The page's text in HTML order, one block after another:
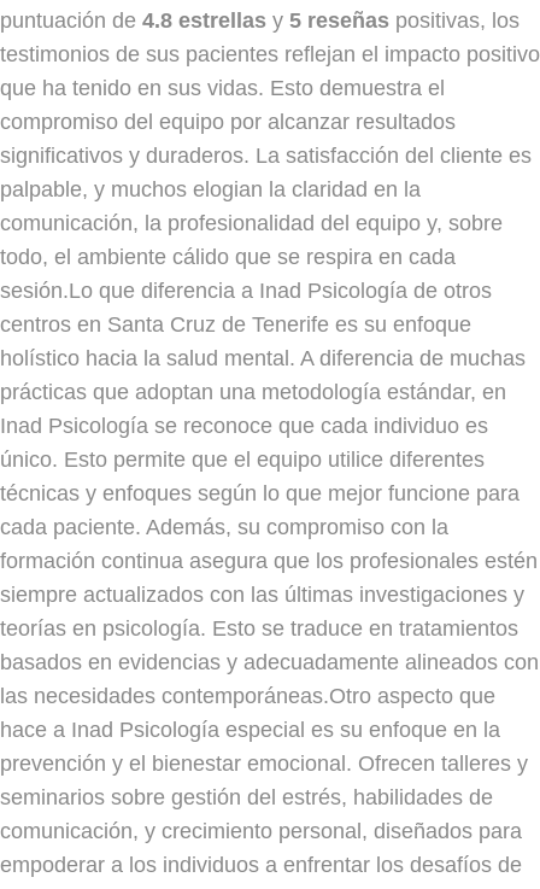
puntuación de 4.8 estrellas y 5 reseñas positivas, los
testimonios de sus pacientes reflejan el impacto positivo
que ha tenido en sus vidas. Esto demuestra el
compromiso del equipo por alcanzar resultados
significativos y duraderos. La satisfacción del cliente es
palpable, y muchos elogian la claridad en la
comunicación, la profesionalidad del equipo y, sobre
todo, el ambiente cálido que se respira en cada
sesión.Lo que diferencia a Inad Psicología de otros
centros en Santa Cruz de Tenerife es su enfoque
holístico hacia la salud mental. A diferencia de muchas
prácticas que adoptan una metodología estándar, en
Inad Psicología se reconoce que cada individuo es
único. Esto permite que el equipo utilice diferentes
técnicas y enfoques según lo que mejor funcione para
cada paciente. Además, su compromiso con la
formación continua asegura que los profesionales estén
siempre actualizados con las últimas investigaciones y
teorías en psicología. Esto se traduce en tratamientos
basados en evidencias y adecuadamente alineados con
las necesidades contemporáneas.Otro aspecto que
hace a Inad Psicología especial es su enfoque en la
prevención y el bienestar emocional. Ofrecen talleres y
seminarios sobre gestión del estrés, habilidades de
comunicación, y crecimiento personal, diseñados para
empoderar a los individuos a enfrentar los desafíos de